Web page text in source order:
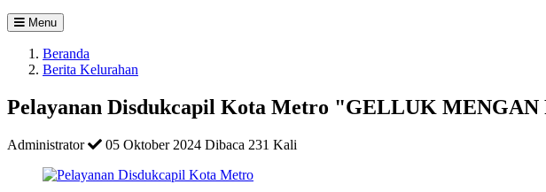
Menu
Beranda
Berita Kelurahan
Pelayanan Disdukcapil Kota Metro "GELLUK MENGAN
Administrator 05 Oktober 2024 Dibaca 231 Kali